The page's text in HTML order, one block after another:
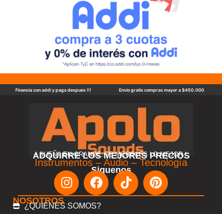
Financia con addi y paga despues !!! Envio gratis compras mayor a $450.000
ADQUIRRE LOS MEJORES PRECIOS
! SUEÑA EN GRANDE, TE MERECES LO MEJOR !
Instrumentos – Audio – Tecnología
Siguenos
NOSOTROS
¿QUIENES SOMOS?